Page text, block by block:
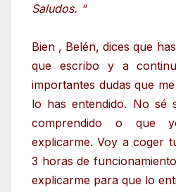
Saludos. “
Bien , Belén, dices que
que escribo y a
importantes dudas que
lo has entendido. No sé
comprendido o que
explicarme. Voy a coger
3 horas de
explicarme para que lo